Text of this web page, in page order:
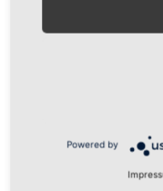
Powered by